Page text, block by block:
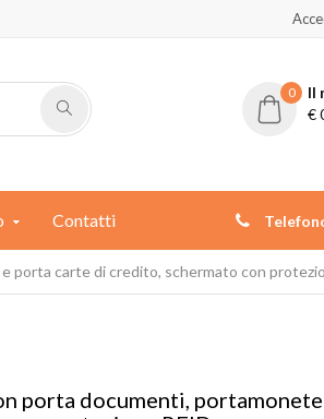
0
Il
€
Contatti
porta carte di credito, schermato con
porta documenti,